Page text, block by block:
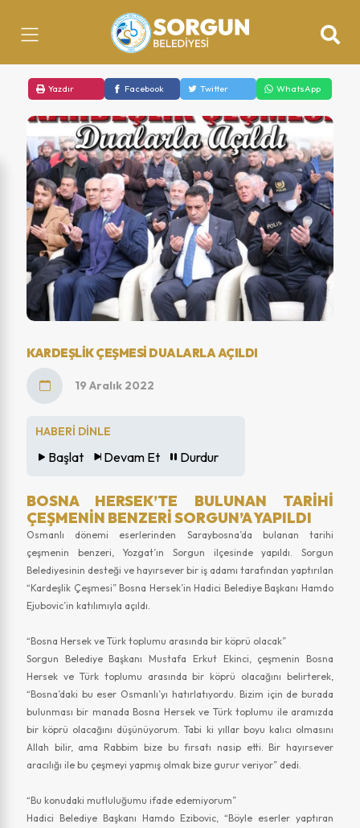
Yazdır Facebook Twitter WhatsApp
KARDEŞLİK ÇEŞMESİ DUALARLA AÇILDI
19 Aralık 2022
HABERİ DİNLE
Başlat Devam Et Durdur
BOSNA HERSEK’TE BULUNAN TARIHI
ÇEŞMENIN BENZERI SORGUN’A YAPILDI
Osmanlı dönemi eserlerinden Saraybosna’da bulanan tarihi
çeşmenin benzeri, Yozgat’ın Sorgun ilçesinde yapıldı. Sorgun
Belediyesinin desteği ve hayırsever bir iş adamı tarafından yaptırılan
“Kardeşlik Çeşmesi” Bosna Hersek’in Hadici Belediye Başkanı Hamdo
Ejubovic’in katılımıyla açıldı.
“Bosna Hersek ve Türk toplumu arasında bir köprü olacak”
Sorgun Belediye Başkanı Mustafa Erkut Ekinci, çeşmenin Bosna
Hersek ve Türk toplumu arasında bir köprü olacağını belirterek,
“Bosna’daki bu eser Osmanlı’yı hatırlatıyordu. Bizim için de burada
bulunması bir manada Bosna Hersek ve Türk toplumu ile aramızda
bir köprü olacağını düşünüyorum. Tabi ki yıllar boyu kalıcı olmasını
Allah bilir, ama Rabbim bize bu fırsatı nasip etti. Bir hayırsever
aracılığı ile bu çeşmeyi yapmış olmak bize gurur veriyor” dedi.
“Bu konudaki mutluluğumu ifade edemiyorum”
Hadici Belediye Başkanı Hamdo Ezibovic, “Böyle eserler yaptıran